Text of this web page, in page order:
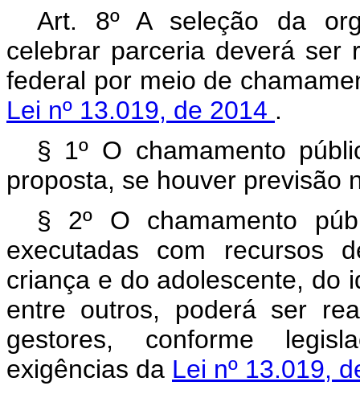
Art. 8º A seleção da
celebrar parceria deverá ser
federal por meio de
Lei nº 13.019, de 2014 .
§ 1º O chamamento
proposta, se houver previsão
§ 2º O chamamento
executadas com recursos
criança e do adolescente, do
entre outros, poderá ser
gestores, conforme
exigências da Lei nº 13.019,